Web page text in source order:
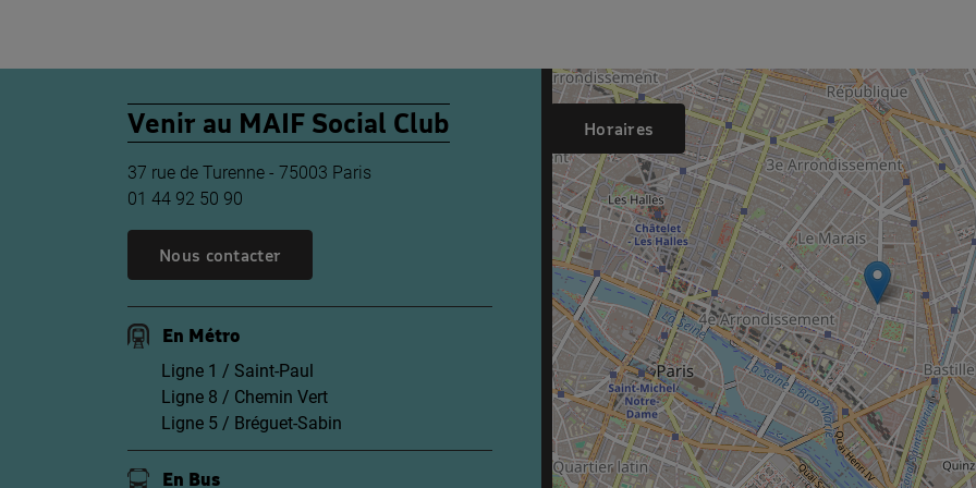
Venir au MAIF Social Club
37 rue de Turenne - 75003 Paris
01 44 92 50 90
Nous contacter
En Métro
Ligne 1 / Saint-Paul
Ligne 8 / Chemin Vert
Ligne 5 / Bréguet-Sabin
En Bus
Horaires